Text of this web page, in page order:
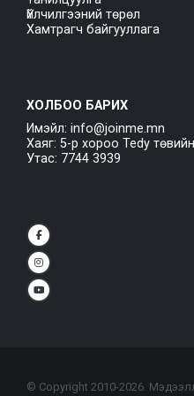
Үйлчилгээний төрөл
Хамтрагч байгууллага
ХОЛБОО БАРИХ
Имэйл: info@joinme.mn
Хаяг: 5-р хороо Tedy
Утас: 7744 3939
© Copyright 2010-2026.